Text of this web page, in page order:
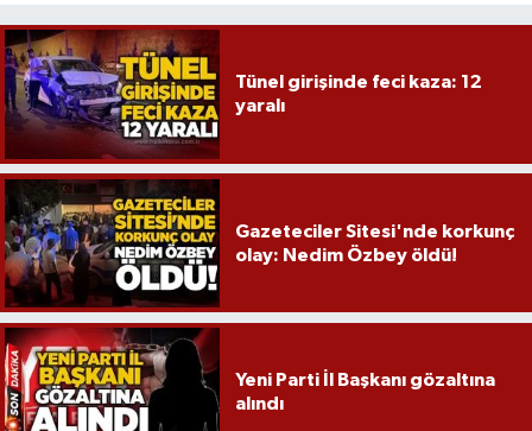
Tünel girişinde feci kaza: 12
yaralı
Gazeteciler Sitesi'nde korkunç
olay: Nedim Özbey öldü!
Yeni Parti İl Başkanı gözaltına
alındı